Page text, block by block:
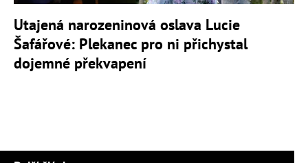
Utajená narozeninová oslava Lucie
Šafářové: Plekanec pro ni přichystal
dojemné překvapení